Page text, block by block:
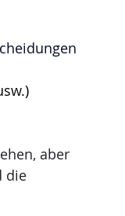
aber
die